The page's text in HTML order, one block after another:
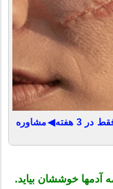
کاهش چشمگیر جای زخم و بخیه فقط در 3 هفته◀مشاوره